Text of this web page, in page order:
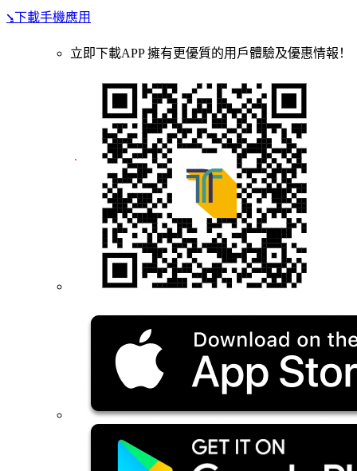
⭸下載手機應用
立即下載APP 擁有更優質的用戶體驗及優惠情報！